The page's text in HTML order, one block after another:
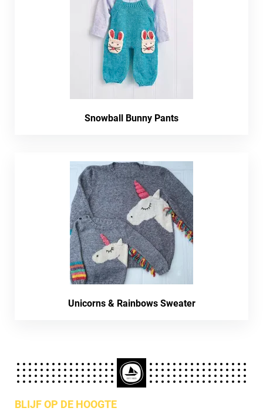
Snowball Bunny Pants
Unicorns & Rainbows Sweater
BLIJF OP DE HOOGTE